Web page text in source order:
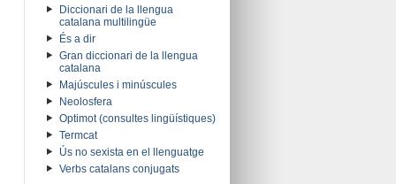
Diccionari de la llengua
catalana multilingüe
És a dir
Gran diccionari de la llengua
catalana
Majúscules i minúscules
Neolosfera
Optimot (consultes lingüístiques)
Termcat
Ús no sexista en el llenguatge
Verbs catalans conjugats